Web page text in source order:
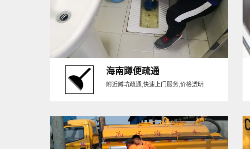
海南蹲便疏通
附近蹲坑疏通,快速上门服务,价格透明